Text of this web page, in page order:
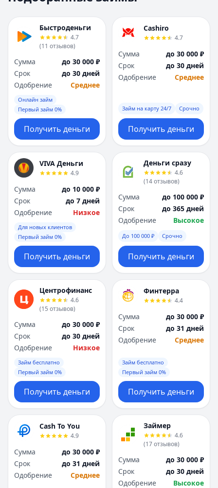
Н
Набережные Челны
Новокузнецк
Новосибирск
О
П
Пенза
Пермь
Р
Ростов-на-Дону
Рязань
С
Самара
Санкт-Петербург
Саратов
Сургут
Т
Тверь
Тольятти
Томск
Тюмень
У
Ульяновск
Уфа
Х
Хабаровск
Ч
Чебоксары
Челябинск
Чита
Я
Вся Россия
Н
Набережные
Новокузнецк
Новосибирск
О
П
Пенза
Пермь
Р
Ростов-на-Дону
Рязань
С
Самара
Санкт-Петербург
Саратов
Сургут
Т
Тверь
Тольятти
Томск
Тюмень
У
Ульяновск
Уфа
Х
Хабаровск
Ч
Чебоксары
Челябинск
Чита
Я
Вся Россия
Быстроденьги
4.7
(11 отзывов)
Сумма
до 30 000 ₽
Срок
до 30 дней
Одобрение
Среднее
Онлайн займ
Первый займ 0%
Получить деньги
Cashiro
4.7
Сумма
до 30 000 ₽
Срок
до 30 дней
Одобрение
Среднее
Займ на карту 24/7 Срочно
Получить деньги
VIVA Деньги
4.9
Сумма
до 10 000 ₽
Срок
до 7 дней
Одобрение
Низкое
Для новых клиентов
Первый займ 0%
Получить деньги
Деньги сразу
4.6
(14отзывов)
Сумма
до 100 000 ₽
Срок
до 365 дней
Одобрение
Высокое
До 100 000 ₽ Срочно
Получить деньги
Центрофинанс
4.6
(15 отзывов)
Сумма
до 30 000 ₽
Срок
до 30 дней
Одобрение
Низкое
Займ бесплатно
Первый займ 0%
Получить деньги
Финтерра
4.4
Сумма
до 30 000 ₽
Срок
до 31 дней
Одобрение
Среднее
Займ бесплатно
Первый займ 0%
Получить деньги
Cash To You
4.9
Сумма
до 30 000 ₽
Срок
до 31 дней
Одобрение
Среднее
Займер
4.6
(17отзывов)
Сумма
до 30 000 ₽
Срок
до 30 дней
Одобрение
Высокое